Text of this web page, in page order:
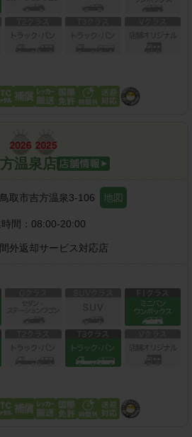
温泉店
取市吉方温泉3-106 地図
間： 08:00-20:00
外返却サービス対応店